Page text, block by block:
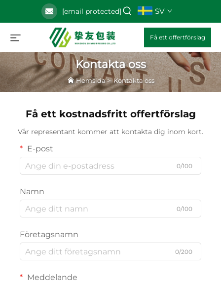
[email protected] SV
Få ett offertförslag
Kontakta oss
Hemsida>Kontakta oss
Få ett kostnadsfritt offertförslag
Vår representant kommer att kontakta dig inom kort.
E-post
0/100
Namn
0/100
Företagsnamn
0/200
Meddelande